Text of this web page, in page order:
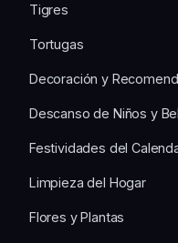
Tigres
Tortugas
Decoración y
Descanso de Niños y
Festividades del
Limpieza del Hogar
Flores y Plantas